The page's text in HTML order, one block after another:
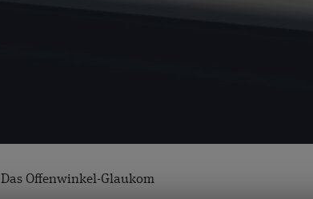
Das Offenwinkel-Glaukom